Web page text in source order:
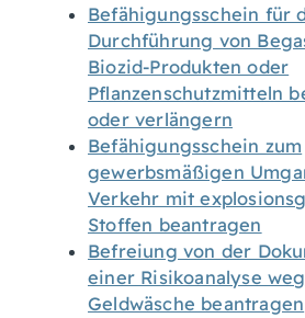
Befähigungsschein für
Durchführung von
Biozid-Produkten oder
Pflanzenschutzmitteln
oder verlängern
Befähigungsschein zum
gewerbsmäßigen
Verkehr mit
Stoffen beantragen
Befreiung von der
einer Risikoanalyse
Geldwäsche beantragen